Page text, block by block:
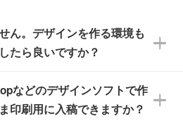
入力いただくと、おおよ
をご確認いただけます。
早めのご発注をお願いい
よって異なります。各商
ください
とつずつ袋に入っていま
ン袋など)
装がされていない状態で
入れ替えや、オリジナル
おりません。
ん。デザインを作る環境も
たら良いですか？
ミュレーター」を使えば、
にデザインを作成できま
などのデザインソフトで作
印刷用に入稿できますか？